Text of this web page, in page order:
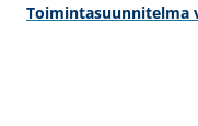
Toimintasuunnitelma